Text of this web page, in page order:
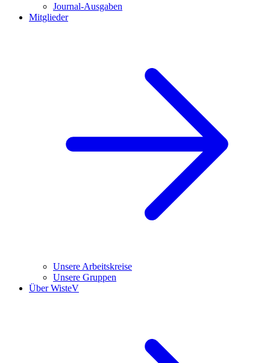
Journal-Ausgaben
Mitglieder
Unsere Arbeitskreise
Unsere Gruppen
Über WisteV